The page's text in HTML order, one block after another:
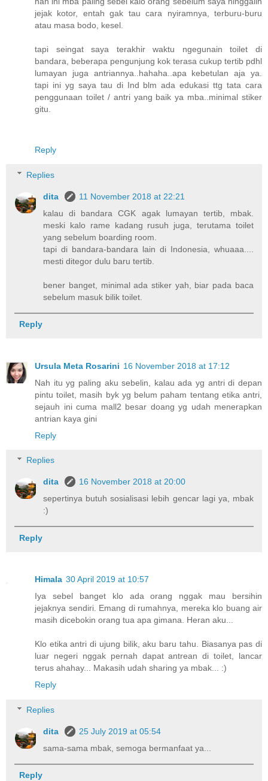
jejak kotor, entah gak tau cara nyiramnya, terburu-buru
atau masa bodo, kesel.
tapi seingat saya terakhir waktu ngegunain toilet di
bandara, beberapa pengunjung kok terasa cukup tertib pdhl
lumayan juga antriannya..hahaha..apa kebetulan aja ya.
tapi ini yg saya tau di Ind blm ada edukasi ttg tata cara
penggunaan toilet / antri yang baik ya mba..minimal stiker
gitu.
Reply
Replies
dita
11 November 2018 at 22:21
kalau di bandara CGK agak lumayan tertib, mbak.
meski kalo rame kadang rusuh juga, terutama toilet
yang sebelum boarding room.
tapi di bandara-bandara lain di Indonesia, whuaaa....
mesti ditegor dulu baru tertib.
bener banget, minimal ada stiker yah, biar pada baca
sebelum masuk bilik toilet.
Reply
Ursula Meta Rosarini 16 November 2018 at 17:12
Nah itu yg paling aku sebelin, kalau ada yg antri di depan
pintu toilet, masih byk yg belum paham tentang etika antri,
sejauh ini cuma mall2 besar doang yg udah menerapkan
antrian kaya gini
Reply
Replies
dita
16 November 2018 at 20:00
sepertinya butuh sosialisasi lebih gencar lagi ya, mbak
:)
Reply
Himala 30 April 2019 at 10:57
Iya sebel banget klo ada orang nggak mau bersihin
jejaknya sendiri. Emang di rumahnya, mereka klo buang air
masih dicebokin orang tua apa gimana. Heran aku...
Klo etika antri di ujung bilik, aku baru tahu. Biasanya pas di
luar negeri nggak pernah dapat antrean di toilet, lancar
terus ahahay... Makasih udah sharing ya mbak... :)
Reply
Replies
dita
25 July 2019 at 05:54
sama-sama mbak, semoga bermanfaat ya...
Reply